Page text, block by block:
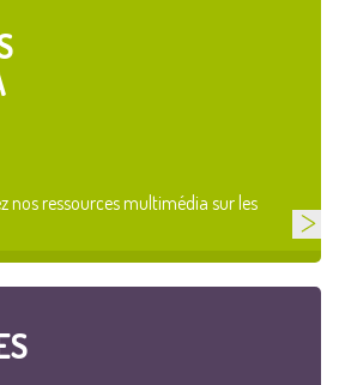
nos ressources multimédia sur les